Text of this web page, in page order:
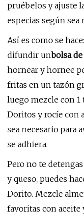
pruébelos y ajuste
especias según sea
Así es como se
difundir unbolsa
hornear y hornee
fritas en un tazón
luego mezcle con 1
Doritos y rocíe con
sea necesario para
se adhiera.
Pero no te
y queso, puedes
Dorito. Mezcle
favoritas con